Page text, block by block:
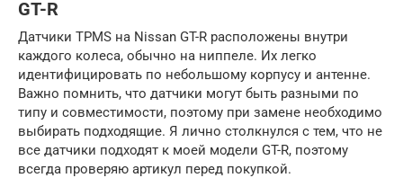
GT-R
Датчики TPMS на Nissan GT-R расположены внутри
каждого колеса, обычно на ниппеле. Их легко
идентифицировать по небольшому корпусу и антенне.
Важно помнить, что датчики могут быть разными по
типу и совместимости, поэтому при замене необходимо
выбирать подходящие. Я лично столкнулся с тем, что не
все датчики подходят к моей модели GT-R, поэтому
всегда проверяю артикул перед покупкой.